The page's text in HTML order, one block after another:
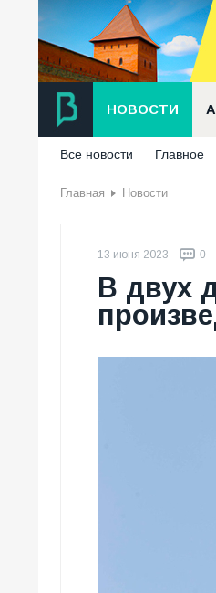
НОВОСТИ
Все новости Главное
Главная Новости
13 июня 2023 0
В двух